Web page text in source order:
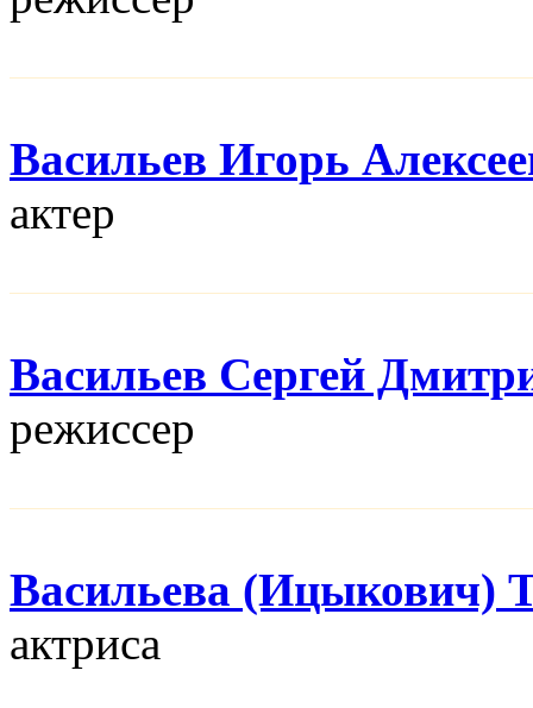
Васильев Игорь
актер
Васильев Сергей
режисcер
Васильева (Ицыкович)
актриса